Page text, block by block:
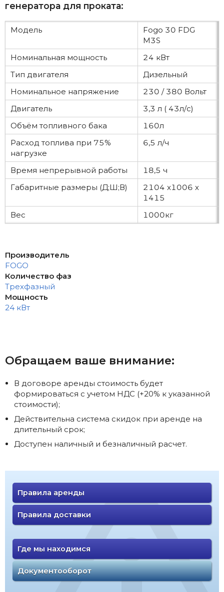
генератора для проката:
Модель
Fogo 30 FDG
M3S
Номинальная мощность
24 кВт
Тип двигателя
Дизельный
Номинальное напряжение
230 / 380 Вольт
Двигатель
3,3 л ( 43л/с)
Объём топливного бака
160л
Расход топлива при 75%
нагрузке
6,5 л/ч
Время непрерывной работы
18,5 ч
Габаритные размеры (Д;Ш;В)
2104 x1006 х
1415
Вес
1000кг
Производитель
FOGO
Количество фаз
Трехфазный
Мощность
24 кВт
Обращаем ваше внимание:
В договоре аренды стоимость будет
формироваться с учетом НДС (+20% к указанной
стоимости);
Действительна система скидок при аренде на
длительный срок;
Доступен наличный и безналичный расчет.
Правила аренды
Правила доставки
Где мы находимся
Документооборот